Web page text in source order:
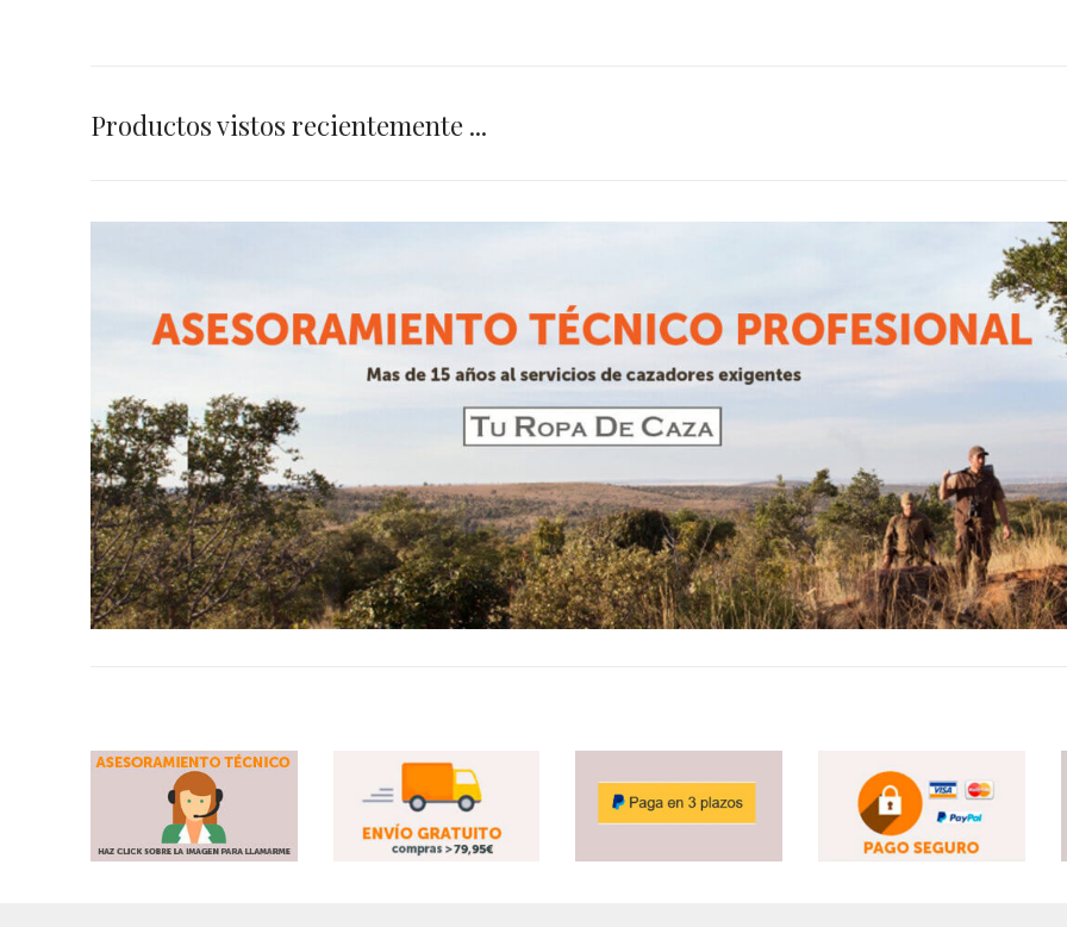
Productos vistos recientemente ...